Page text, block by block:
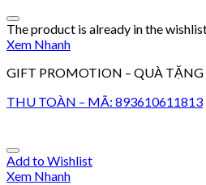
The product is already in the
Xem Nhanh
GIFT PROMOTION – QUÀ TẶNG
THU TOÀN – MÃ: 893610611813
Add to Wishlist
Xem Nhanh